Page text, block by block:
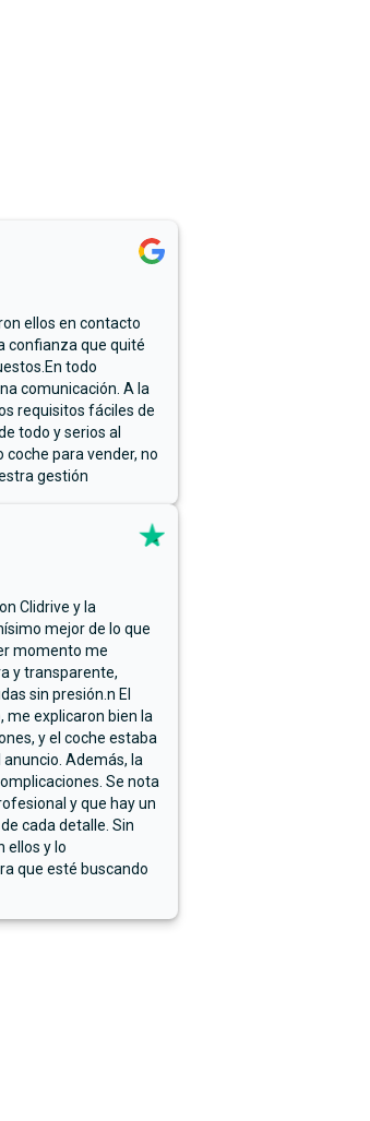
ellos en contacto
confianza que quité
todo
comunicación. A la
requisitos fáciles de
todo y serios al
coche para vender, no
gestión
Clidrive y la
mejor de lo que
momento me
y transparente,
sin presión.n El
me explicaron bien la
y el coche estaba
Además, la
Se nota
y que hay un
cada detalle. Sin
ellos y lo
que esté buscando